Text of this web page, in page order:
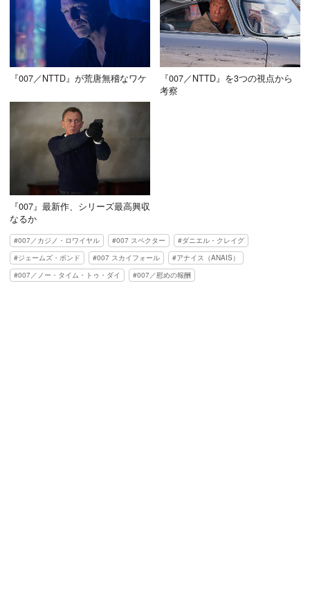
『007／NTTD』が荒唐無稽なワケ
『007／NTTD』を3つの視点から
考察
『007』最新作、シリーズ最高興収
なるか
007／カジノ・ロワイヤル 007 スペクター
ダニエル・クレイグ
ジェームズ・ボンド
007 スカイフォール
アナイス（ANAIS）
007／ノー・タイム・トゥ・ダイ
007／慰めの報酬